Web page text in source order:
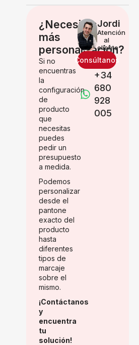
¿Necesitas
más
personalización?
Si no
encuentras
la
configuración
de
producto
que
necesitas
puedes
pedir un
presupuesto
a medida.
Podemos
personalizar
desde el
pantone
exacto del
producto
hasta
diferentes
tipos de
marcaje
sobre el
mismo.
¡Contáctanos
y
encuentra
tu
solución!
Jordi
Atención
al
cliente
Consúltanos
+34
680
928
005